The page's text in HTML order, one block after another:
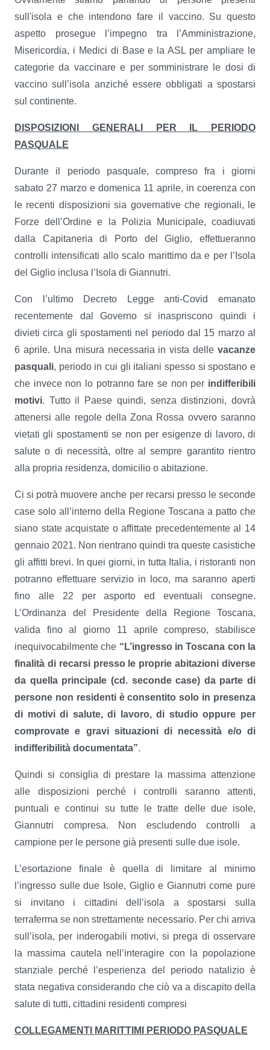
sull'isola e che intendono fare il vaccino. Su questo
aspetto prosegue l’impegno tra l’Amministrazione,
Misericordia, i Medici di Base e la ASL per ampliare le
categorie da vaccinare e per somministrare le dosi di
vaccino sull’isola anziché essere obbligati a spostarsi
sul continente.
DISPOSIZIONI GENERALI PER IL PERIODO
PASQUALE
Durante il periodo pasquale, compreso fra i giorni
sabato 27 marzo e domenica 11 aprile, in coerenza con
le recenti disposizioni sia governative che regionali, le
Forze dell’Ordine e la Polizia Municipale, coadiuvati
dalla Capitaneria di Porto del Giglio, effettueranno
controlli intensificati allo scalo marittimo da e per l’Isola
del Giglio inclusa l’Isola di Giannutri.
Con l’ultimo Decreto Legge anti-Covid emanato
recentemente dal Governo si inaspriscono quindi i
divieti circa gli spostamenti nel periodo dal 15 marzo al
6 aprile. Una misura necessaria in vista delle vacanze
pasquali, periodo in cui gli italiani spesso si spostano e
che invece non lo potranno fare se non per indifferibili
motivi. Tutto il Paese quindi, senza distinzioni, dovrà
attenersi alle regole della Zona Rossa ovvero saranno
vietati gli spostamenti se non per esigenze di lavoro, di
salute o di necessità, oltre al sempre garantito rientro
alla propria residenza, domicilio o abitazione.
Ci si potrà muovere anche per recarsi presso le seconde
case solo all’interno della Regione Toscana a patto che
siano state acquistate o affittate precedentemente al 14
gennaio 2021. Non rientrano quindi tra queste casistiche
gli affitti brevi. In quei giorni, in tutta Italia, i ristoranti non
potranno effettuare servizio in loco, ma saranno aperti
fino alle 22 per asporto ed eventuali consegne.
L’Ordinanza del Presidente della Regione Toscana,
valida fino al giorno 11 aprile compreso, stabilisce
inequivocabilmente che “L’ingresso in Toscana con la
finalità di recarsi presso le proprie abitazioni diverse
da quella principale (cd. seconde case) da parte di
persone non residenti è consentito solo in presenza
di motivi di salute, di lavoro, di studio oppure per
comprovate e gravi situazioni di necessità e/o di
indifferibilità documentata”.
Quindi si consiglia di prestare la massima attenzione
alle disposizioni perché i controlli saranno attenti,
puntuali e continui su tutte le tratte delle due isole,
Giannutri compresa. Non escludendo controlli a
campione per le persone già presenti sulle due isole.
L’esortazione finale è quella di limitare al minimo
l’ingresso sulle due Isole, Giglio e Giannutri come pure
si invitano i cittadini dell’isola a spostarsi sulla
terraferma se non strettamente necessario. Per chi arriva
sull’isola, per inderogabili motivi, si prega di osservare
la massima cautela nell’interagire con la popolazione
stanziale perché l’esperienza del periodo natalizio è
stata negativa considerando che ciò va a discapito della
salute di tutti, cittadini residenti compresi
COLLEGAMENTI MARITTIMI PERIODO PASQUALE